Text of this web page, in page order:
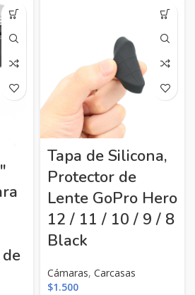
Tapa de Silicona,
Protector de
Lente GoPro Hero
12 / 11 / 10 / 9 / 8
Black
Cámaras, Carcasas
$1.500